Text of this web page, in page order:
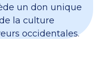
un don unique
la culture
occidentales.